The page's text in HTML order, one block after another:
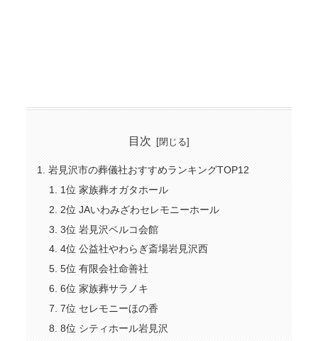
目次
岩見沢市の葬儀社おすすめランキングTOP12
1位 家族葬オガタホール
2位 JAいわみざわセレモニーホール
3位 岩見沢ベルコ会館
4位 公益社やわらぎ斎場岩見沢西
5位 有限会社命善社
6位 家族葬サラノキ
7位 セレモニーほの香
8位 シティホール岩見沢